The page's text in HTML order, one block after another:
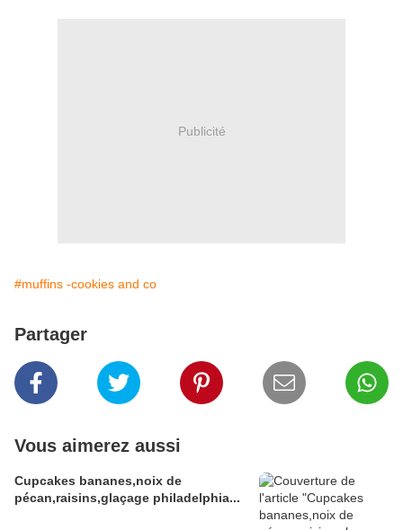
Publicité
#muffins -cookies and co
Partager
Vous aimerez aussi
Cupcakes bananes,noix de
pécan,raisins,glaçage philadelphia...